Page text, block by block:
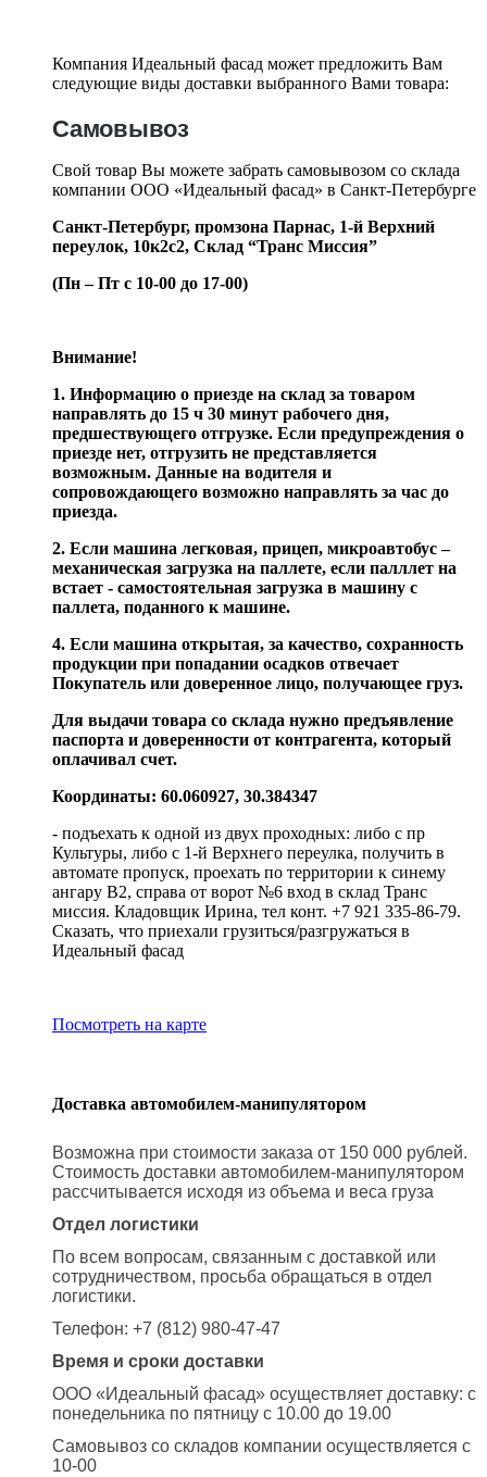
Компания Идеальный фасад может предложить Вам
следующие виды доставки выбранного Вами товара:
Самовывоз
Свой товар Вы можете забрать самовывозом со склада
компании ООО «Идеальный фасад» в Санкт-Петербурге
Санкт-Петербург, промзона Парнас, 1-й Верхний
переулок, 10к2с2, Склад “Транс Миссия”
(Пн – Пт с 10-00 до 17-00)
Внимание!
1. Информацию о приезде на склад за товаром
направлять до 15 ч 30 минут рабочего дня,
предшествующего отгрузке. Если предупреждения о
приезде нет, отгрузить не представляется
возможным. Данные на водителя и
сопровождающего возможно направлять за час до
приезда.
2. Если машина легковая, прицеп, микроавтобус –
механическая загрузка на паллете, если палллет на
встает - самостоятельная загрузка в машину с
паллета, поданного к машине.
4. Если машина открытая, за качество, сохранность
продукции при попадании осадков отвечает
Покупатель или доверенное лицо, получающее груз.
Для выдачи товара со склада нужно предъявление
паспорта и доверенности от контрагента, который
оплачивал счет.
Координаты: 60.060927, 30.384347
- подъехать к одной из двух проходных: либо с пр
Культуры, либо с 1-й Верхнего переулка, получить в
автомате пропуск, проехать по территории к синему
ангару В2, справа от ворот №6 вход в склад Транс
миссия. Кладовщик Ирина, тел конт. +7 921 335-86-79.
Сказать, что приехали грузиться/разгружаться в
Идеальный фасад
Посмотреть на карте
Доставка автомобилем-манипулятором
Возможна при стоимости заказа от 150 000 рублей.
Стоимость доставки автомобилем-манипулятором
рассчитывается исходя из объема и веса груза
Отдел логистики
По всем вопросам, связанным с доставкой или
сотрудничеством, просьба обращаться в отдел
логистики.
Телефон: +7 (812) 980-47-47
Время и сроки доставки
ООО «Идеальный фасад» осуществляет доставку: с
понедельника по пятницу с 10.00 до 19.00
Самовывоз со складов компании осуществляется с
10-00